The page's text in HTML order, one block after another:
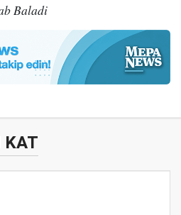
Baladi
KAT